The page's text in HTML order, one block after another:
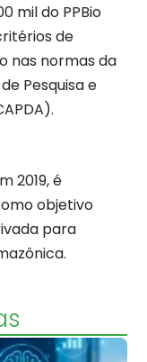
mil do PPBio
de
nas normas da
Pesquisa e
2019, é
objetivo
para